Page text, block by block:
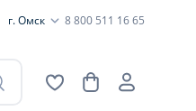
г. Омск 8 800 511 16 65